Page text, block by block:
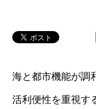
海と都市機能が調
活利便性を重視す